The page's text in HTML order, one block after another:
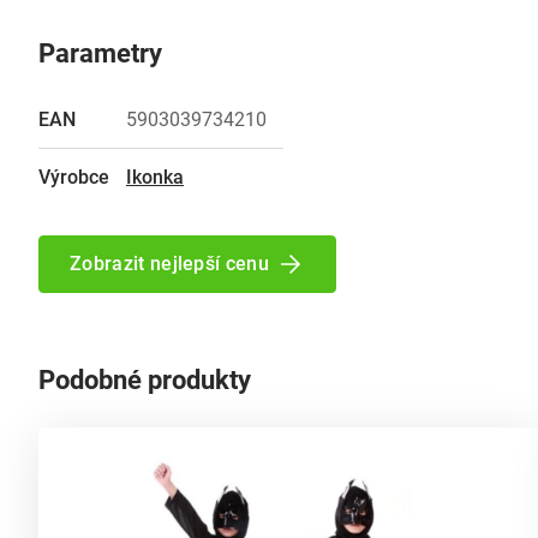
Parametry
EAN 5903039734210
Výrobce Ikonka
Zobrazit nejlepší cenu
Podobné produkty